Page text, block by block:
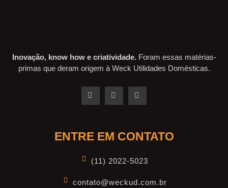
Inovação, know how e criatividade. Foram essas matérias-
primas que deram origem à Weck Utilidades Domésticas.
ENTRE EM CONTATO
(11) 2022-5023
contato@weckud.com.br